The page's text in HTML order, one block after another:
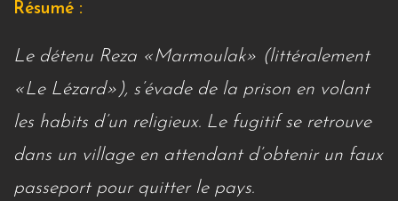
Résumé :
Le détenu Reza «Marmoulak» (littéralement
«Le Lézard»), s’évade de la prison en volant
les habits d’un religieux. Le fugitif se retrouve
dans un village en attendant d’obtenir un faux
passeport pour quitter le pays.